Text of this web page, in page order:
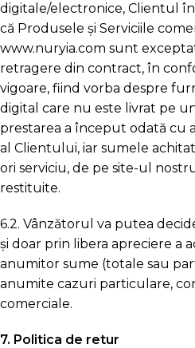
digitale/electronice, Clientul
că Produsele și Serviciile
www.nuryia.com sunt
retragere din contract, în
vigoare, fiind vorba despre
digital care nu este livrat pe
prestarea a început odată cu
al Clientului, iar sumele
ori serviciu, de pe site-ul
restituite.
6.2. Vânzătorul va putea
și doar prin libera apreciere a
anumitor sume (totale sau
anumite cazuri particulare,
comerciale.
7. Politica de retur